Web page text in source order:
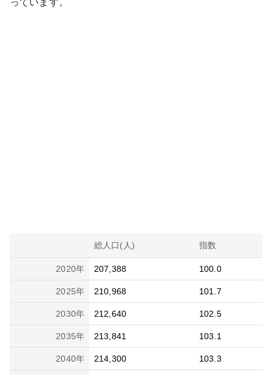
っています。
総人口(人) 指数
2020年 207,388 100.0
2025年 210,968 101.7
2030年 212,640 102.5
2035年 213,841 103.1
2040年 214,300 103.3